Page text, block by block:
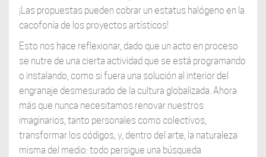
¡Las propuestas pueden cobrar un estatus halógeno en la
cacofonía de los proyectos artísticos!
Esto nos hace reflexionar, dado que un acto en proceso
se nutre de una cierta actividad que se está programando
o instalando, como si fuera una solución al interior del
engranaje desmesurado de la cultura globalizada. Ahora
más que nunca necesitamos renovar nuestros
imaginarios, tanto personales como colectivos,
transformar los códigos, y, dentro del arte, la naturaleza
misma del medio: todo persigue una búsqueda